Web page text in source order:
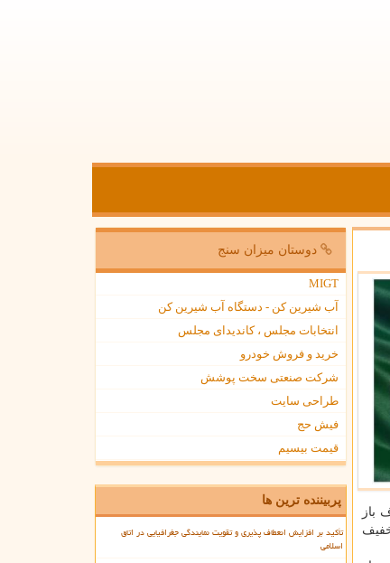
باز
دوستان میزان سنج
MIGT
آب شیرین کن - دستگاه آب شیرین کن
انتخابات مجلس ، کاندیدای مجلس
خرید و فروش خودرو
شرکت صنعتی سخت پوشش
طراحی سایت
فیش حج
قیمت بیسیم
پربیننده ترین ها
تأکید بر افزایش انعطاف پذیری و تقویت نمایندگی جغرافیایی در اتاق
اسلامی